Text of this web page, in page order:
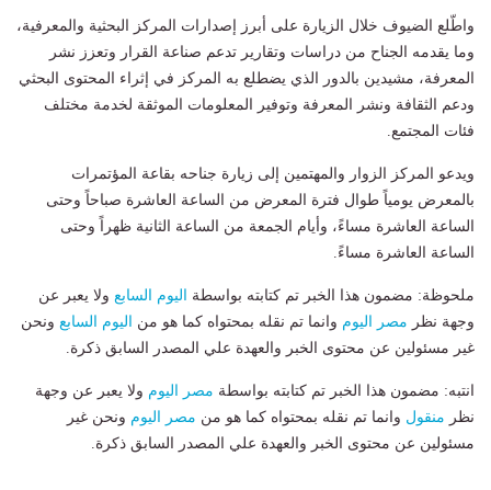
واطّلع الضيوف خلال الزيارة على أبرز إصدارات المركز البحثية والمعرفية،
وما يقدمه الجناح من دراسات وتقارير تدعم صناعة القرار وتعزز نشر
المعرفة، مشيدين بالدور الذي يضطلع به المركز في إثراء المحتوى البحثي
ودعم الثقافة ونشر المعرفة وتوفير المعلومات الموثقة لخدمة مختلف
فئات المجتمع.
ويدعو المركز الزوار والمهتمين إلى زيارة جناحه بقاعة المؤتمرات
بالمعرض يومياً طوال فترة المعرض من الساعة العاشرة صباحاً وحتى
الساعة العاشرة مساءً، وأيام الجمعة من الساعة الثانية ظهراً وحتى
الساعة العاشرة مساءً.
ملحوظة: مضمون هذا الخبر تم كتابته بواسطة اليوم السابع ولا يعبر عن
وجهة نظر مصر اليوم وانما تم نقله بمحتواه كما هو من اليوم السابع ونحن
غير مسئولين عن محتوى الخبر والعهدة علي المصدر السابق ذكرة.
انتبه: مضمون هذا الخبر تم كتابته بواسطة مصر اليوم ولا يعبر عن وجهة
نظر منقول وانما تم نقله بمحتواه كما هو من مصر اليوم ونحن غير
مسئولين عن محتوى الخبر والعهدة علي المصدر السابق ذكرة.